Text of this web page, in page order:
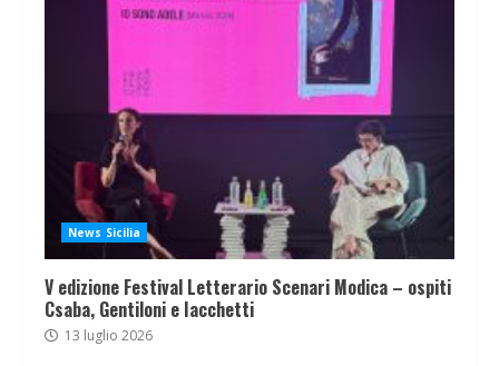
News Sicilia
V edizione Festival Letterario Scenari Modica – ospiti
Csaba, Gentiloni e Iacchetti
13 luglio 2026